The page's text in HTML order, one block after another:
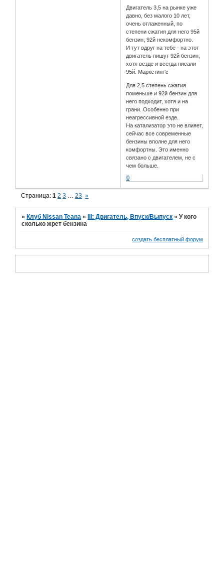
Двигатель 3,5 на рынке уже
давно, без малого 10 лет,
очень отлаженный, по
степени сжатия для него 95й
бензин, 92й некомфортно.
И тут вдруг на тебе - на этот
двигатель пишут 92й бензин,
хотя везде и всегда писали
95й. Маркетинг'с
Для 2,5 степень сжатия
поменьше и 92й бензин для
него подходит, хотя и на
грани. Особенно при
неагрессивной езде.
На катализатор это не влияет,
сейчас все современные
бензины вполне для него
комфортны. Это именно
связано с двигателем, не с
чем больше.
0
Страница:1 2 3 … 23 »
»Клуб Nissan Teana »III: Двигатель, Впуск/Выпуск »У кого
сколько жрет бензина
создать бесплатный форум